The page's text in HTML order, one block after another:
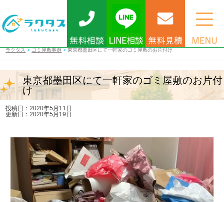
ラクタス > ゴミ屋敷事例 >東京都墨田区にて一軒家のゴミ屋敷のお片付け
東京都墨田区にて一軒家のゴミ屋敷のお片付
け
投稿日：2020年5月11日
更新日：2020年5月19日